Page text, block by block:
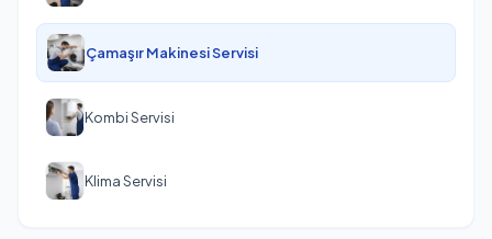
Çamaşır Makinesi Servisi
Kombi Servisi
Klima Servisi